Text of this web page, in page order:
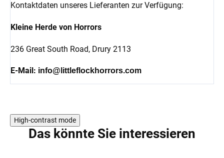
Kontaktdaten unseres Lieferanten zur Verfügung:
Kleine Herde von Horrors
236 Great South Road, Drury 2113
E-Mail: info@littleflockhorrors.com
High-contrast mode
Das könnte Sie interessieren